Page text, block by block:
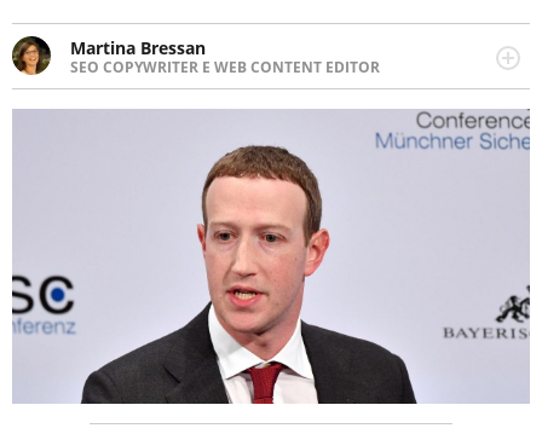
Martina Bressan
SEO COPYWRITER E WEB CONTENT EDITOR
Appassionata di viaggi, di trail running e di yoga, ama
scoprire nuovi posti e nuove culture. Curiosa,
determinata e intraprendente adora leggere ma
soprattutto scrivere.